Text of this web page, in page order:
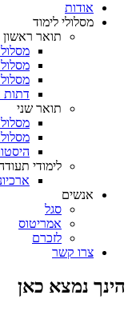
אודות
מסלולי לימוד
תואר ראשון
דתות
תואר שני
מסלול
לימודי
אנשים
סגל
אמריטוס
לזכרם
צרו קשר
הינך נמצא כאן